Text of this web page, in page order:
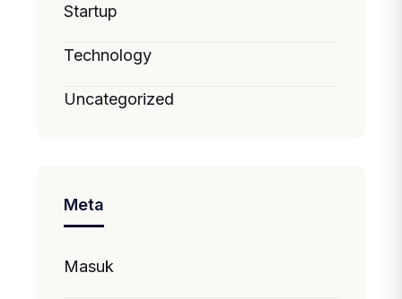
Startup
Technology
Uncategorized
Meta
Masuk